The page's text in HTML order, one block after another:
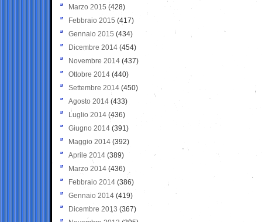
Marzo 2015 (428)
Febbraio 2015 (417)
Gennaio 2015 (434)
Dicembre 2014 (454)
Novembre 2014 (437)
Ottobre 2014 (440)
Settembre 2014 (450)
Agosto 2014 (433)
Luglio 2014 (436)
Giugno 2014 (391)
Maggio 2014 (392)
Aprile 2014 (389)
Marzo 2014 (436)
Febbraio 2014 (386)
Gennaio 2014 (419)
Dicembre 2013 (367)